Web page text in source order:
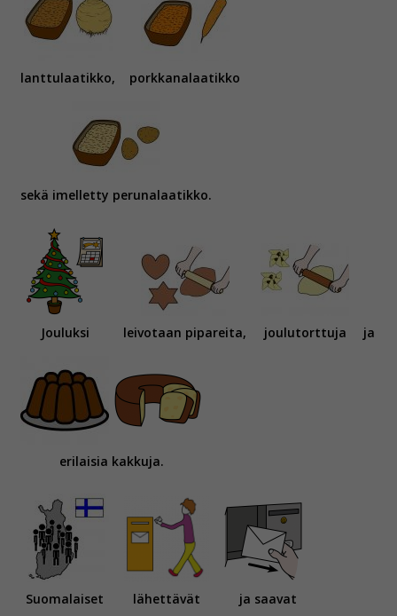
lanttulaatikko, porkkanalaatikko
sekä imelletty perunalaatikko.
Jouluksi leivotaan pipareita, joulutorttuja ja
erilaisia kakkuja.
Suomalaiset lähettävät ja saavat